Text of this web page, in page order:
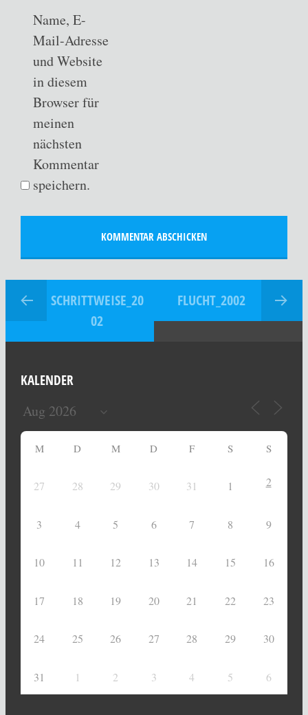
Name, E-
Mail-Adresse
und Website
in diesem
Browser für
meinen
nächsten
Kommentar
speichern.
SCHRITTWEISE_20
02
FLUCHT_2002
KALENDER
M D M D F S S
27 28 29 30 31 1 2
3 4 5 6 7 8 9
10 11 12 13 14 15 16
17 18 19 20 21 22 23
24 25 26 27 28 29 30
31 1 2 3 4 5 6